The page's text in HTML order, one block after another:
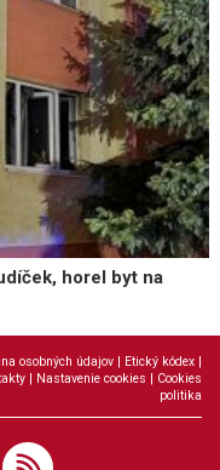
horel byt na
osobných údajov Etický kódex
Nastavenie cookies
Cookies
politika